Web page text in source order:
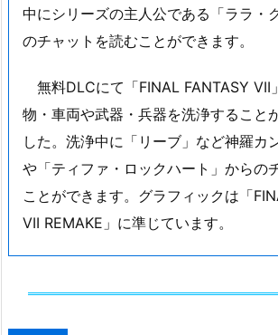
中にシリーズの主人公である「ララ・
のチャットを読むことができます。
無料DLCにて「FINAL FANTASY VII
物・車両や武器・兵器を洗浄すること
した。洗浄中に「リーブ」など神羅カ
や「ティファ・ロックハート」からの
ことができます。グラフィックは「
VII REMAKE」に準じています。